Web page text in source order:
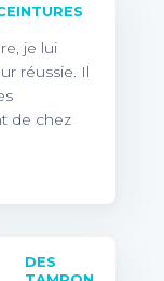
je lui
réussie. Il
de chez
DES